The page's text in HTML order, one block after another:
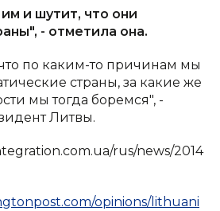
и шутит, что они
- отметила она.
по каким-то причинам мы
страны, за какие же
мы тогда боремся", -
Литвы.
rus/news/2014
opinions/lithuani